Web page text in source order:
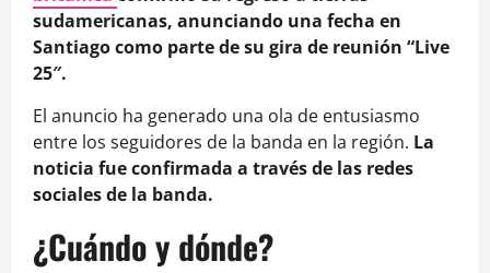
sudamericanas, anunciando una fecha en
Santiago como parte de su gira de reunión “Live
25″.
El anuncio ha generado una ola de entusiasmo
entre los seguidores de la banda en la región. La
noticia fue confirmada a través de las redes
sociales de la banda.
¿Cuándo y dónde?